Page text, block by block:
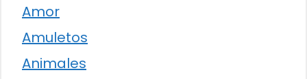
Amor
Amuletos
Animales